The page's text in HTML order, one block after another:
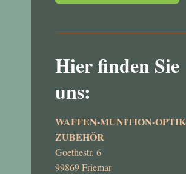
Hier finden Sie
uns:
WAFFEN-MUNITION-
ZUBEHÖR
Goethestr. 6
99869 Friemar